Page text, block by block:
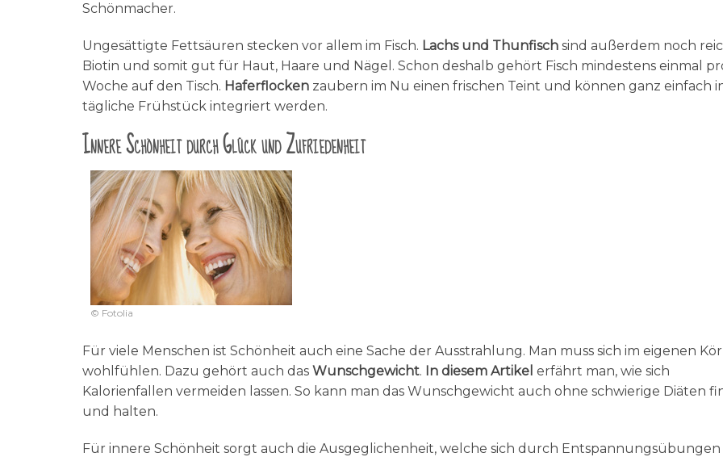
Schönmacher.
Ungesättigte Fettsäuren stecken vor allem im Fisch. Lachs und Thunfisch sind außerdem noch
Biotin und somit gut für Haut, Haare und Nägel. Schon deshalb gehört Fisch mindestens einmal
Woche auf den Tisch. Haferflocken zaubern im Nu einen frischen Teint und können ganz einfach
tägliche Frühstück integriert werden.
Innere Schönheit durch Glück und Zufriedenheit
© Fotolia
Für viele Menschen ist Schönheit auch eine Sache der Ausstrahlung. Man muss sich im eigenen
wohlfühlen. Dazu gehört auch das Wunschgewicht. In diesem Artikel erfährt man, wie sich
Kalorienfallen vermeiden lassen. So kann man das Wunschgewicht auch ohne schwierige Diäten
und halten.
Für innere Schönheit sorgt auch die Ausgeglichenheit, welche sich durch Entspannungsübungen